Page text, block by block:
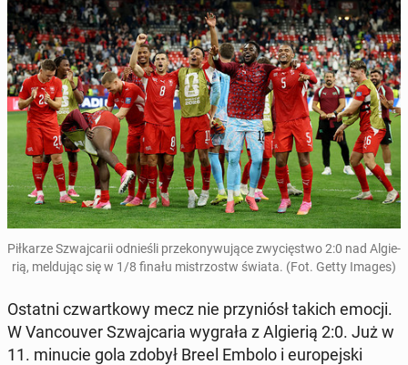
Pił­ka­rze Szwaj­ca­rii od­nie­śli prze­ko­ny­wu­ją­ce zwy­cię­stwo 2:0 nad Al­gie­
rią, mel­du­jąc się w 1/8 finału mi­strzostw świata. (Fot. Getty Images)
Ostatni czwart­ko­wy mecz nie przy­niósł takich emocji.
W Van­co­uver Szwaj­ca­ria wygrała z Al­gie­rią 2:0. Już w
11. minucie gola zdobył Breel Embolo i eu­ro­pej­ski